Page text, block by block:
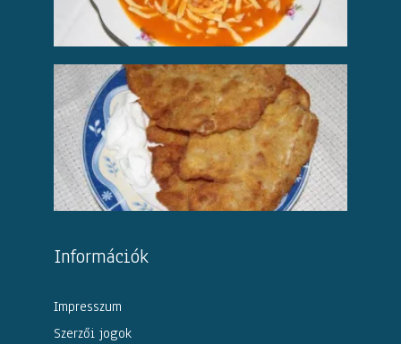
Információk
Impresszum
Szerzői jogok